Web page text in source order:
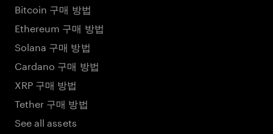
Bitcoin 구매 방법
Ethereum 구매 방법
Solana 구매 방법
Cardano 구매 방법
XRP 구매 방법
Tether 구매 방법
See all assets